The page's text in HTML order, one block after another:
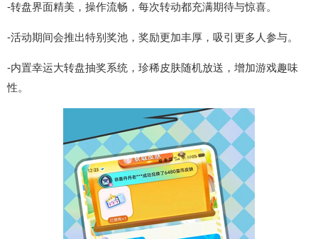
-转盘界面精美，操作流畅，每次转动都充满期待与惊喜。
-活动期间会推出特别奖池，奖励更加丰厚，吸引更多人参与。
-内置幸运大转盘抽奖系统，珍稀皮肤随机放送，增加游戏趣味
性。